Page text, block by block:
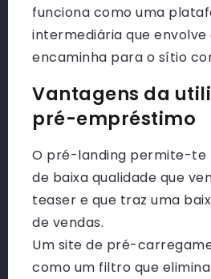
funciona como uma
intermediária que envolve
encaminha para o sítio
Vantagens da
pré-empréstimo
O pré-landing permite-
de baixa qualidade que
teaser e que traz uma
de vendas.
Um site de pré-
como um filtro que